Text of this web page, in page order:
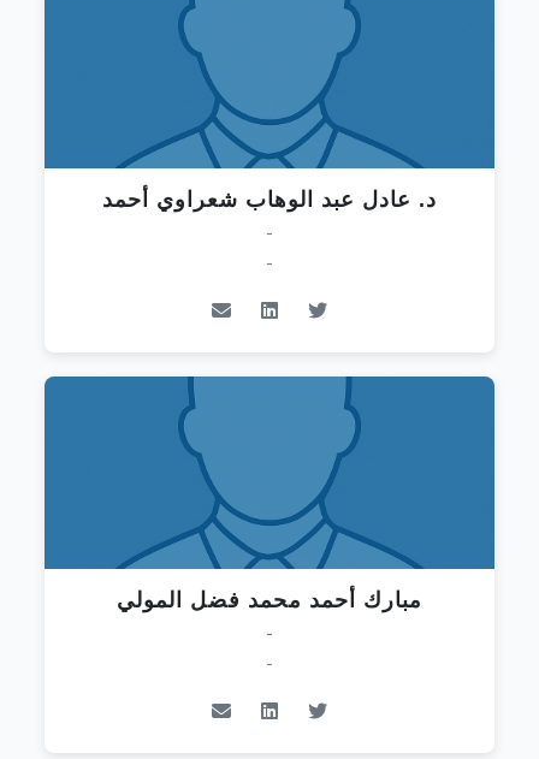
د. عادل عبد الوهاب شعراوي أحمد
-
-
مبارك أحمد محمد فضل المولي
-
-